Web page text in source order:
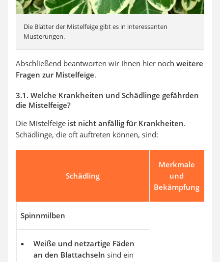
Die Blätter der Mistelfeige gibt es in interessanten
Musterungen.
Abschließend beantworten wir Ihnen hier noch weitere
Fragen zur Mistelfeige.
3.1. Welche Krankheiten und Schädlinge gefährden
die Mistelfeige?
Die Mistelfeige ist nicht anfällig für Krankheiten.
Schädlinge, die oft auftreten können, sind:
Schädling
Merkmale
und
Bekämpfung
Spinnmilben
Weiße und netzartige Fäden
an den Blattachseln sind ein